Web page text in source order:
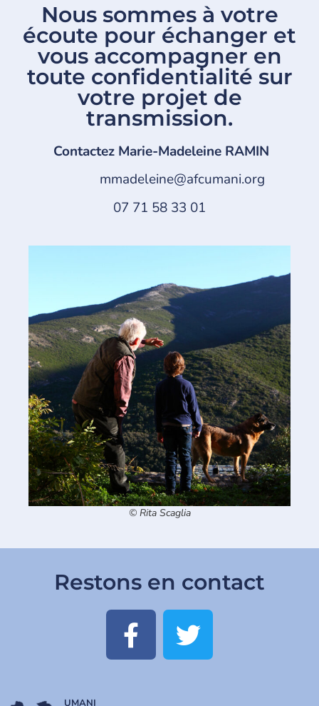
Nous sommes à votre
écoute pour échanger et
vous accompagner en
toute confidentialité sur
votre projet de
transmission.
Contactez Marie-Madeleine RAMIN
mmadeleine@afcumani.org
07 71 58 33 01
© Rita Scaglia
Restons en contact
UMANI